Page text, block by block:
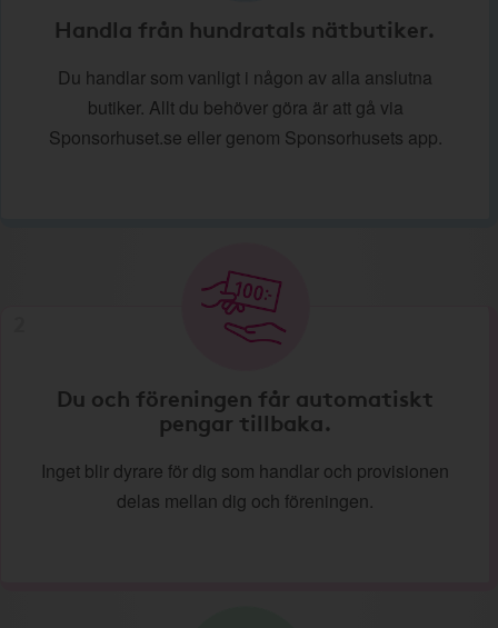
Handla från hundratals nätbutiker.
Du handlar som vanligt i någon av alla anslutna
butiker. Allt du behöver göra är att gå via
Sponsorhuset.se eller genom Sponsorhusets app.
Du och föreningen får automatiskt
pengar tillbaka.
Inget blir dyrare för dig som handlar och provisionen
delas mellan dig och föreningen.